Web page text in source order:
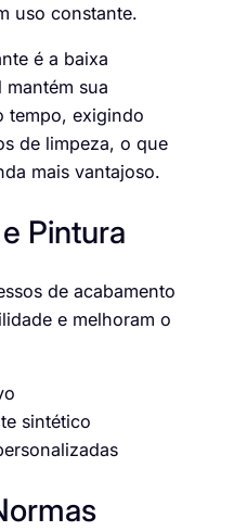
uso constante.
é a baixa
mantém sua
tempo, exigindo
de limpeza, o que
mais vantajoso.
Pintura
de acabamento
e melhoram o
sintético